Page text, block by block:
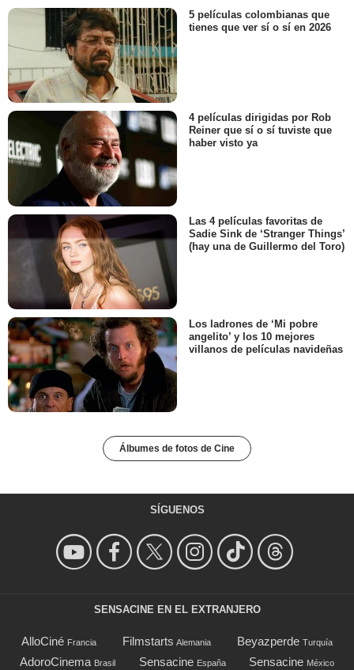
5 películas colombianas que
tienes que ver sí o sí en 2026
4 películas dirigidas por Rob
Reiner que sí o sí tuviste que
haber visto ya
Las 4 películas favoritas de
Sadie Sink de ‘Stranger Things’
(hay una de Guillermo del Toro)
Los ladrones de ‘Mi pobre
angelito’ y los 10 mejores
villanos de películas navideñas
Álbumes de fotos de Cine
SÍGUENOS
SENSACINE EN EL EXTRANJERO
AlloCiné Francia Filmstarts Alemania Beyazperde Turquía
AdoroCinema Brasil Sensacine España Sensacine México